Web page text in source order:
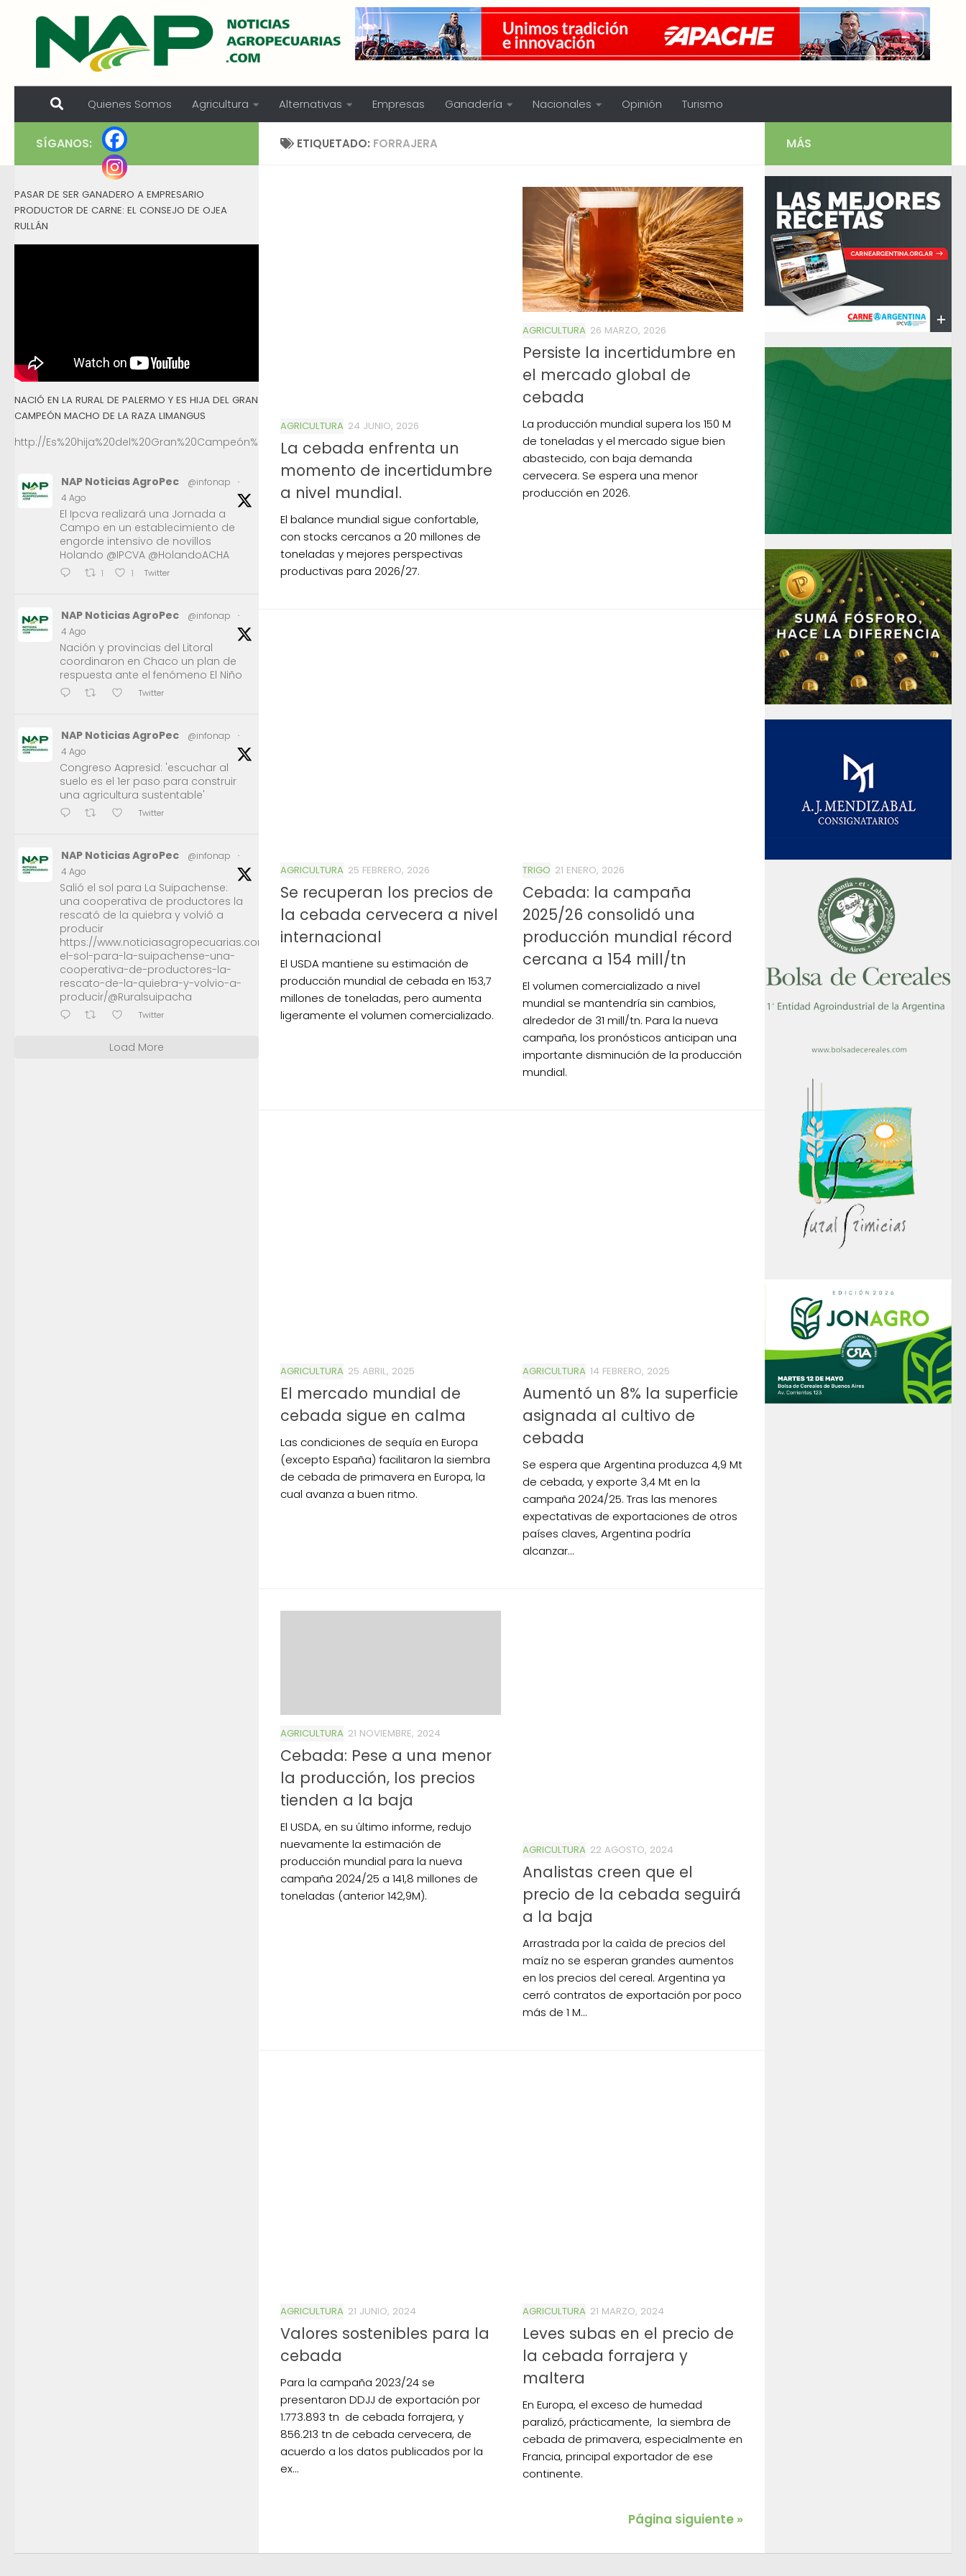
Skip to content
Quienes Somos Agricultura Alternativas Empresas Ganadería Nacionales Opinión Turismo
ETIQUETADO: FORRAJERA
AGRICULTURA 24 JUNIO, 2026
La cebada enfrenta un
momento de incertidumbre
a nivel mundial.
El balance mundial sigue confortable,
con stocks cercanos a 20 millones de
toneladas y mejores perspectivas
productivas para 2026/27.
AGRICULTURA 26 MARZO, 2026
Persiste la incertidumbre en
el mercado global de
cebada
La producción mundial supera los 150 M
de toneladas y el mercado sigue bien
abastecido, con baja demanda
cervecera. Se espera una menor
producción en 2026.
AGRICULTURA 25 FEBRERO, 2026
Se recuperan los precios de
la cebada cervecera a nivel
internacional
El USDA mantiene su estimación de
producción mundial de cebada en 153,7
millones de toneladas, pero aumenta
ligeramente el volumen comercializado.
TRIGO 21 ENERO, 2026
Cebada: la campaña
2025/26 consolidó una
producción mundial récord
cercana a 154 mill/tn
El volumen comercializado a nivel
mundial se mantendría sin cambios,
alrededor de 31 mill/tn. Para la nueva
campaña, los pronósticos anticipan una
importante disminución de la producción
mundial.
AGRICULTURA 25 ABRIL, 2025
El mercado mundial de
cebada sigue en calma
Las condiciones de sequía en Europa
(excepto España) facilitaron la siembra
de cebada de primavera en Europa, la
cual avanza a buen ritmo.
AGRICULTURA 14 FEBRERO, 2025
Aumentó un 8% la superficie
asignada al cultivo de
cebada
Se espera que Argentina produzca 4,9 Mt
de cebada, y exporte 3,4 Mt en la
campaña 2024/25. Tras las menores
expectativas de exportaciones de otros
países claves, Argentina podría
alcanzar...
AGRICULTURA 21 NOVIEMBRE, 2024
Cebada: Pese a una menor
la producción, los precios
tienden a la baja
El USDA, en su último informe, redujo
nuevamente la estimación de
producción mundial para la nueva
campaña 2024/25 a 141,8 millones de
toneladas (anterior 142,9M).
AGRICULTURA 22 AGOSTO, 2024
Analistas creen que el
precio de la cebada seguirá
a la baja
Arrastrada por la caìda de precios del
maíz no se esperan grandes aumentos
en los precios del cereal. Argentina ya
cerró contratos de exportación por poco
más de 1 M...
AGRICULTURA 21 JUNIO, 2024
Valores sostenibles para la
cebada
Para la campaña 2023/24 se
presentaron DDJJ de exportación por
1.773.893 tn de cebada forrajera, y
856.213 tn de cebada cervecera, de
acuerdo a los datos publicados por la
ex...
AGRICULTURA 21 MARZO, 2024
Leves subas en el precio de
la cebada forrajera y
maltera
En Europa, el exceso de humedad
paralizó, prácticamente, la siembra de
cebada de primavera, especialmente en
Francia, principal exportador de ese
continente.
Página siguiente »
SÍGANOS:
PASAR DE SER GANADERO A EMPRESARIO
PRODUCTOR DE CARNE: EL CONSEJO DE OJEA
RULLÁN
NACIÓ EN LA RURAL DE PALERMO Y ES HIJA DEL GRAN
CAMPEÓN MACHO DE LA RAZA LIMANGUS
http://Es%20hija%20del%20Gran%20Campeón%20Macho%20de%20la%20Raza%20Limangus,
NAP Noticias AgroPec @infonap
·
4 Ago
El Ipcva realizará una Jornada a
Campo en un establecimiento de
engorde intensivo de novillos
Holando @IPCVA @HolandoACHA
1 1 Twitter
NAP Noticias AgroPec @infonap
·
4 Ago
Nación y provincias del Litoral
coordinaron en Chaco un plan de
respuesta ante el fenómeno El Niño
Twitter
NAP Noticias AgroPec @infonap
·
4 Ago
Congreso Aapresid: 'escuchar al
suelo es el 1er paso para construir
una agricultura sustentable'
Twitter
NAP Noticias AgroPec @infonap
·
4 Ago
Salió el sol para La Suipachense:
una cooperativa de productores la
rescató de la quiebra y volvió a
producir
https://www.noticiasagropecuarias.com/2026/08/04/salio-
el-sol-para-la-suipachense-una-
cooperativa-de-productores-la-
rescato-de-la-quiebra-y-volvio-a-
producir/@Ruralsuipacha
Twitter
Load More
MÁS